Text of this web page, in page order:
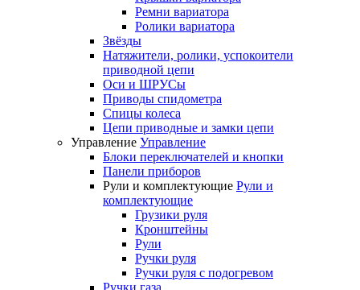
Ремни вариатора
Ролики вариатора
Звёзды
Натяжители, ролики, успокоители
приводной цепи
Оси и ШРУСы
Приводы спидометра
Спицы колеса
Цепи приводные и замки цепи
Управление Управление
Блоки переключателей и кнопки
Панели приборов
Рули и комплектующие Рули и
комплектующие
Грузики руля
Кронштейны
Рули
Ручки руля
Ручки руля с подогревом
Ручки газа